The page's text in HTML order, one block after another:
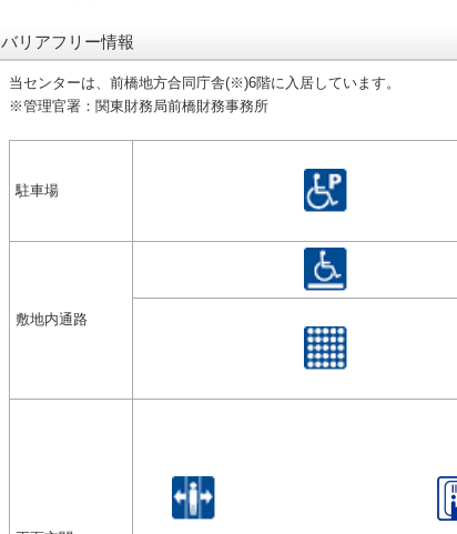
バリアフリー情報
当センターは、前橋地方合同庁舎(※)6階に入居しています。
※管理官署：関東財務局前橋財務事務所
駐車場
敷地内通路